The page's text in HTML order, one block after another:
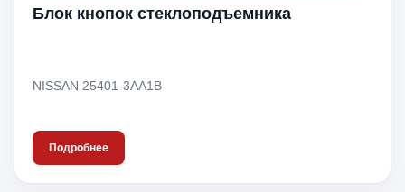
Блок кнопок стеклоподъемника
NISSAN 25401-3AA1B
Подробнее